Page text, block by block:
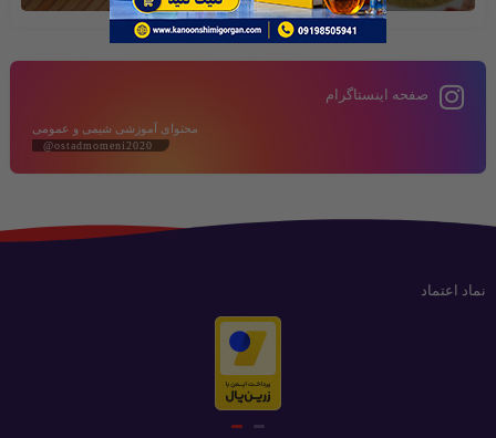
صفحه اینستاگرام
محتوای آموزشی شیمی و عمومی
@ostadmomeni2020
نماد اعتماد